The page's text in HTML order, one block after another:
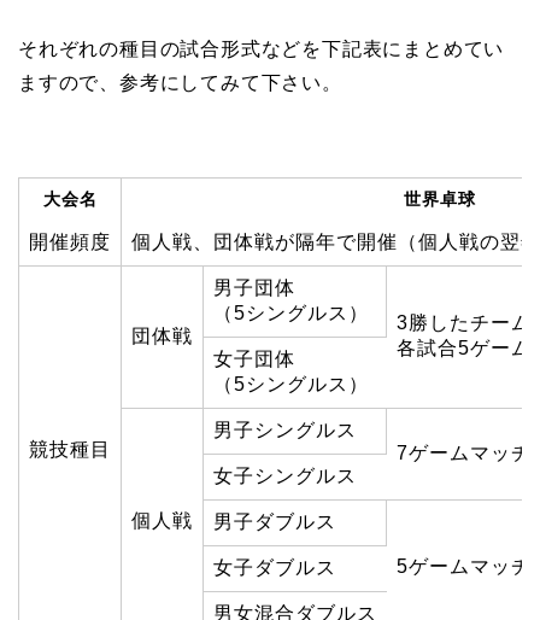
それぞれの種目の試合形式などを下記表にまとめてい
ますので、参考にしてみて下さい。
大会名 世界卓球
開催頻度 個人戦、団体戦が隔年で開催（個人戦の翌
競技種目
団体戦
男子団体
（5シングルス）
3勝したチーム
各試合5ゲーム
女子団体
（5シングルス）
個人戦
男子シングルス
7ゲームマッチ
女子シングルス
男子ダブルス
5ゲームマッチ
女子ダブルス
男女混合ダブルス